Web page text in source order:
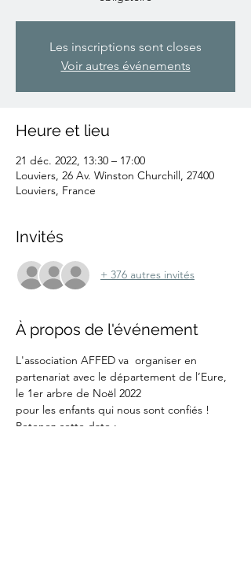
Les inscriptions sont closes
Voir autres événements
Heure et lieu
21 déc. 2022, 13:30 – 17:00
Louviers, 26 Av. Winston Churchill, 27400
Louviers, France
Invités
+ 376 autres invités
À propos de l'événement
L'association AFFED va  organiser en
partenariat avec le département de l’Eure,
le 1er arbre de Noël 2022
pour les enfants qui nous sont confiés !
Retenez cette date :